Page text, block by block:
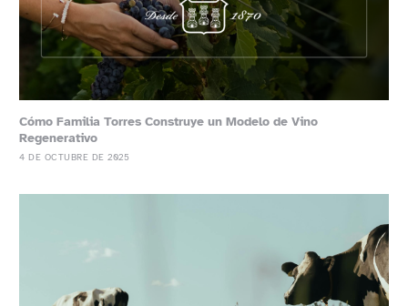
Cómo Familia Torres Construye un Modelo de Vino
Regenerativo
4 DE OCTUBRE DE 2025